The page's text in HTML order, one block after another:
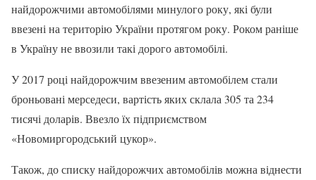
найдорожчими автомобілями минулого року, які були
ввезені на територію України протягом року. Роком раніше
в Україну не ввозили такі дорого автомобілі.
У 2017 році найдорожчим ввезеним автомобілем стали
броньовані мерседеси, вартість яких склала 305 та 234
тисячі доларів. Ввезло їх підприємством
«Новомиргородський цукор».
Також, до списку найдорожчих автомобілів можна віднести